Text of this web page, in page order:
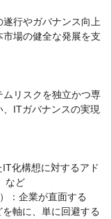
行やガバナンス向上
場の健全な発展を支
リスクを独立かつ専
ITガバナンスの実現
化構想に対するアド
など
：企業が直面する
軸に、単に回避する